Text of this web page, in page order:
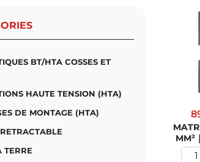
BT/HTA COSSES ET
HAUTE TENSION (HTA)
DE MONTAGE (HTA)
TERRE
MM²